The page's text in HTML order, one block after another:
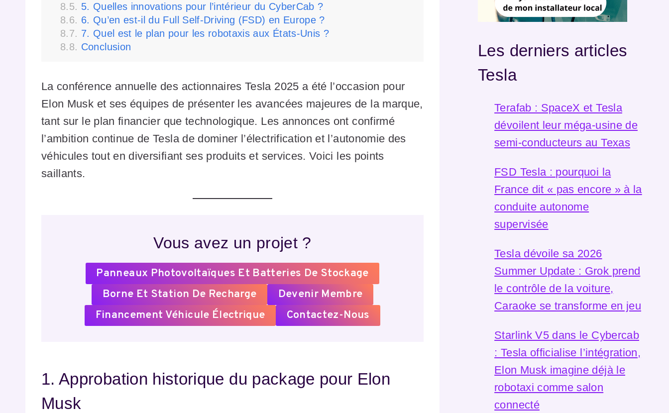
5. Quelles innovations pour l’intérieur du CyberCab ?
6. Qu’en est-il du Full Self-Driving (FSD) en Europe ?
7. Quel est le plan pour les robotaxis aux États-Unis ?
Conclusion
La conférence annuelle des actionnaires Tesla 2025 a été l’occasion pour
Elon Musk et ses équipes de présenter les avancées majeures de la marque,
tant sur le plan financier que technologique. Les annonces ont confirmé
l’ambition continue de Tesla de dominer l’électrification et l’autonomie des
véhicules tout en diversifiant ses produits et services. Voici les points
saillants.
Vous avez un projet ?
Panneaux Photovoltaïques Et Batteries De Stockage
Borne Et Station De Recharge
Devenir Membre
Financement Véhicule Électrique
Contactez-Nous
1. Approbation historique du package pour Elon
Musk
Les derniers articles
Tesla
Terafab : SpaceX et Tesla
dévoilent leur méga-usine de
semi-conducteurs au Texas
FSD Tesla : pourquoi la
France dit « pas encore » à la
conduite autonome
supervisée
Tesla dévoile sa 2026
Summer Update : Grok prend
le contrôle de la voiture,
Caraoke se transforme en jeu
Starlink V5 dans le Cybercab
: Tesla officialise l’intégration,
Elon Musk imagine déjà le
robotaxi comme salon
connecté